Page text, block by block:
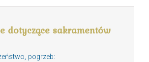
dotyczące sakramentów
pogrzeb: